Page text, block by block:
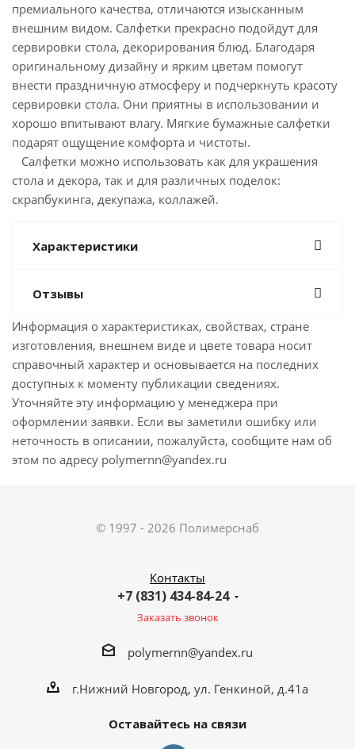
премиального качества, отличаются изысканным
внешним видом. Салфетки прекрасно подойдут для
сервировки стола, декорирования блюд. Благодаря
оригинальному дизайну и ярким цветам помогут
внести праздничную атмосферу и подчеркнуть красоту
сервировки стола. Они приятны в использовании и
хорошо впитывают влагу. Мягкие бумажные салфетки
подарят ощущение комфорта и чистоты.
Салфетки можно использовать как для украшения
стола и декора, так и для различных поделок:
скрапбукинга, декупажа, коллажей.
Характеристики
Отзывы
Информация о характеристиках, свойствах, стране
изготовления, внешнем виде и цвете товара носит
справочный характер и основывается на последних
доступных к моменту публикации сведениях.
Уточняйте эту информацию у менеджера при
оформлении заявки. Если вы заметили ошибку или
неточность в описании, пожалуйста, сообщите нам об
этом по адресу polymernn@yandex.ru
© 1997 - 2026 Полимерснаб
Контакты
+7 (831) 434-84-24
Заказать звонок
polymernn@yandex.ru
г.Нижний Новгород, ул. Генкиной, д.41а
Оставайтесь на связи